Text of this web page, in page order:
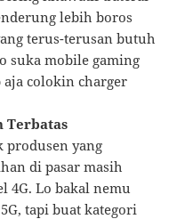
lebih boros
terus-terusan butuh
suka mobile gaming
aja colokin charger
Terbatas
produsen yang
di pasar masih
4G. Lo bakal nemu
tapi buat kategori